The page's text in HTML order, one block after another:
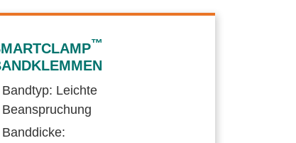
™
Bandtyp: Leichte
Beanspruchung
Banddicke: